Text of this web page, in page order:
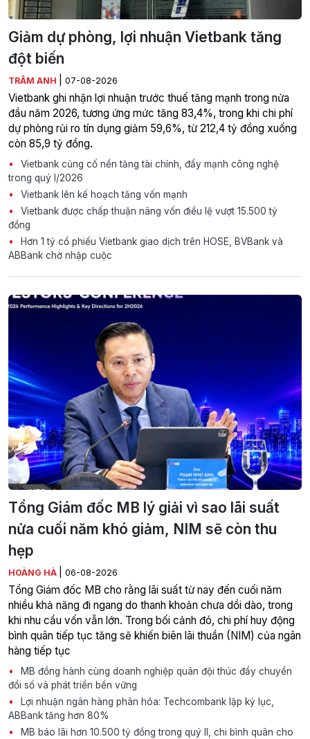
Giảm dự phòng, lợi nhuận Vietbank tăng
đột biến
TRÂM ANH 07-08-2026
Vietbank ghi nhận lợi nhuận trước thuế tăng mạnh trong nửa
đầu năm 2026, tương ứng mức tăng 83,4%, trong khi chi phí
dự phòng rủi ro tín dụng giảm 59,6%, từ 212,4 tỷ đồng xuống
còn 85,9 tỷ đồng.
Vietbank củng cố nền tảng tài chính, đẩy mạnh công nghệ
trong quý I/2026
Vietbank lên kế hoạch tăng vốn mạnh
Vietbank được chấp thuận nâng vốn điều lệ vượt 15.500 tỷ
đồng
Hơn 1 tỷ cổ phiếu Vietbank giao dịch trên HOSE, BVBank và
ABBank chờ nhập cuộc
Tổng Giám đốc MB lý giải vì sao lãi suất
nửa cuối năm khó giảm, NIM sẽ còn thu
hẹp
HOÀNG HÀ 06-08-2026
Tổng Giám đốc MB cho rằng lãi suất từ nay đến cuối năm
nhiều khả năng đi ngang do thanh khoản chưa dồi dào, trong
khi nhu cầu vốn vẫn lớn. Trong bối cảnh đó, chi phí huy động
bình quân tiếp tục tăng sẽ khiến biên lãi thuần (NIM) của ngân
hàng tiếp tục
MB đồng hành cùng doanh nghiệp quân đội thúc đẩy chuyển
đổi số và phát triển bền vững
Lợi nhuận ngân hàng phân hóa: Techcombank lập kỷ lục,
ABBank tăng hơn 80%
MB báo lãi hơn 10.500 tỷ đồng trong quý II, chi bình quân cho